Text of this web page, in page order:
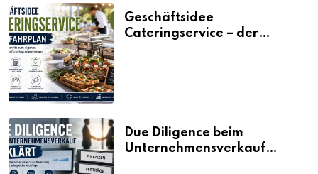
Geschäftsidee
Cateringservice – der
Due Diligence beim
Unternehmensverkauf